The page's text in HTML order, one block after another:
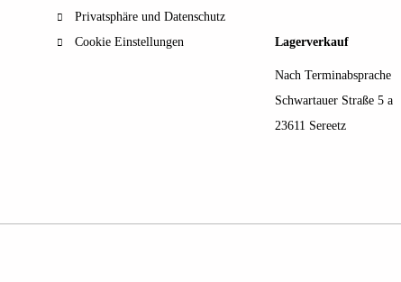
Privatsphäre und Datenschutz
Cookie Einstellungen
Lagerverkauf
Nach Terminabsprache
Schwartauer Straße 5 a
23611 Sereetz